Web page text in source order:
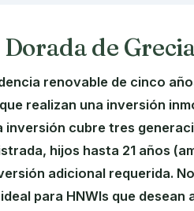
de
renovable de cinco
realizan una inversión
inversión cubre tres
hijos hasta 21 años
adicional requerida.
para HNWIs que desean